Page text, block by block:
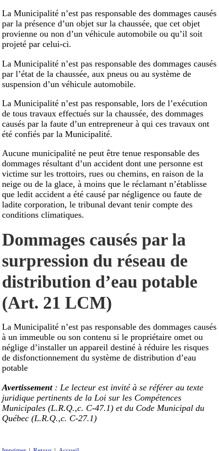
La Municipalité n’est pas responsable des dommages causés
par la présence d’un objet sur la chaussée, que cet objet
provienne ou non d’un véhicule automobile ou qu’il soit
projeté par celui-ci.
La Municipalité n’est pas responsable des dommages causés
par l’état de la chaussée, aux pneus ou au système de
suspension d’un véhicule automobile.
La Municipalité n’est pas responsable, lors de l’exécution
de tous travaux effectués sur la chaussée, des dommages
causés par la faute d’un entrepreneur à qui ces travaux ont
été confiés par la Municipalité.
Aucune municipalité ne peut être tenue responsable des
dommages résultant d’un accident dont une personne est
victime sur les trottoirs, rues ou chemins, en raison de la
neige ou de la glace, à moins que le réclamant n’établisse
que ledit accident a été causé par négligence ou faute de
ladite corporation, le tribunal devant tenir compte des
conditions climatiques.
Dommages causés par la
surpression du réseau de
distribution d’eau potable
(Art. 21 LCM)
La Municipalité n’est pas responsable des dommages causés
à un immeuble ou son contenu si le propriétaire omet ou
néglige d’installer un appareil destiné à réduire les risques
de disfonctionnement du système de distribution d’eau
potable
Avertissement: Le lecteur est invité à se référer au texte
juridique pertinents de la Loi sur les Compétences
Municipales (L.R.Q.,c. C-47.1) et du Code Municipal du
Québec (L.R.Q.,c. C-27.1)